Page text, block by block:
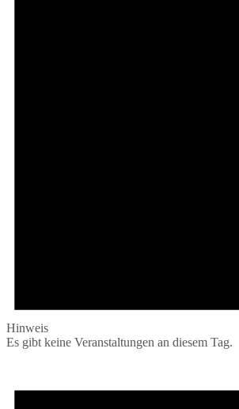
Hinweis
Es gibt keine Veranstaltungen an diesem Tag.